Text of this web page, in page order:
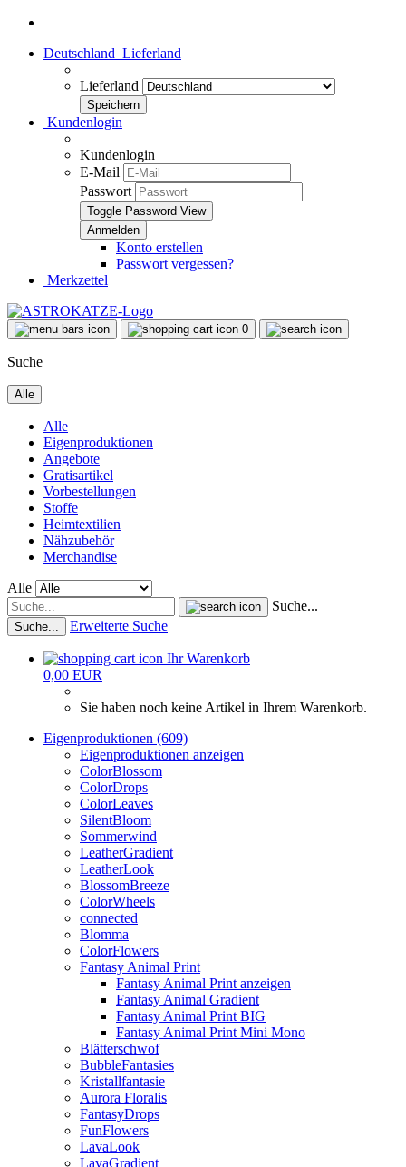
Deutschland Lieferland
Lieferland
Kundenlogin
Kundenlogin
E-Mail
Passwort
Toggle Password View
Konto erstellen
Passwort vergessen?
Merkzettel
0
Suche
Alle
Alle
Eigenproduktionen
Angebote
Gratisartikel
Vorbestellungen
Stoffe
Heimtextilien
Nähzubehör
Merchandise
Alle
Suche...
Suche... Erweiterte Suche
Ihr Warenkorb
0,00 EUR
Sie haben noch keine Artikel in Ihrem Warenkorb.
Eigenproduktionen (609)
Eigenproduktionen anzeigen
ColorBlossom
ColorDrops
ColorLeaves
SilentBloom
Sommerwind
LeatherGradient
LeatherLook
BlossomBreeze
ColorWheels
connected
Blomma
ColorFlowers
Fantasy Animal Print
Fantasy Animal Print anzeigen
Fantasy Animal Gradient
Fantasy Animal Print BIG
Fantasy Animal Print Mini Mono
Blätterschwof
BubbleFantasies
Kristallfantasie
Aurora Floralis
FantasyDrops
FunFlowers
LavaLook
LavaGradient